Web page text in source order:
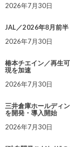
2026年7月30日
JAL／2026年8月前
2026年7月30日
椿本チエイン／再生
現を加速
2026年7月30日
三井倉庫ホールディ
を開発・導入開始
2026年7月30日